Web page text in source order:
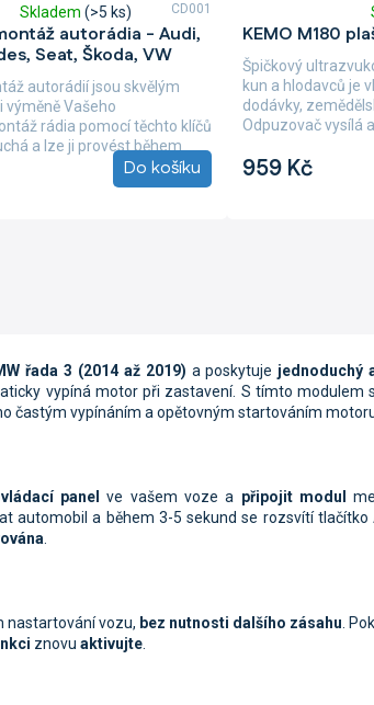
autorádia - Audi,
Seat, Škoda, VW
Skladem (>5 ks)
Do košíku
autorádií jsou skvělým
Vašeho
rádia pomocí těchto klíčů
a lze ji provést během
CD001
KEMO M180
hodnocení
produktu
je
5,0
z
hvězdiček.
959 Kč
Špičkový
kun a hlodavců je
dodávky,
Odpuzovač vysílá
řada 3 (2014 až 2019) a poskytuje jednoduchý
vypíná motor při zastavení. S tímto modulem
častým vypínáním a opětovným startováním
panel ve vašem voze a připojit modul
automobil a během 3-5 sekund se rozsvítí tlačítko
nastartování vozu, bez nutnosti dalšího zásahu .
znovu aktivujte